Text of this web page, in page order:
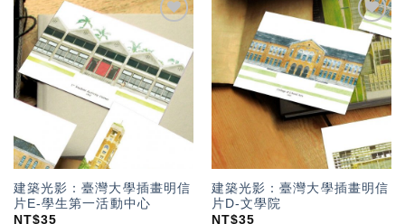
加入
「願
望輕
單」
建築光影：臺灣大學插畫明信
片E-學生第一活動中心
NT$35
加入
「願
望輕
單」
建築光影：臺灣大學插畫明信
片D-文學院
NT$35